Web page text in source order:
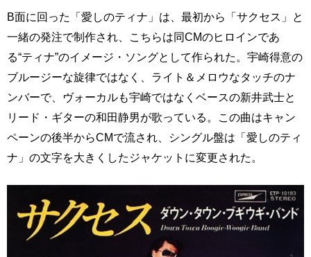
B面に回った「愛しのティナ」は、最初から「サクセス」と
一緒の発注で制作され、こちらは同CMのヒロインであ
る“ティナ”のイメージ・ソングとして作られた。宇崎得意の
ブルージーな旋律ではなく、ライト＆メロウなタッチのナ
ンバーで、ヴォーカルも宇崎ではなくベースの新井武士と
リード・ギターの和田静男が歌っている。この曲はキャン
ペーンの後半からCMで流され、シングル盤は「愛しのティ
ナ」の文字を大きくしたジャケットに変更された。